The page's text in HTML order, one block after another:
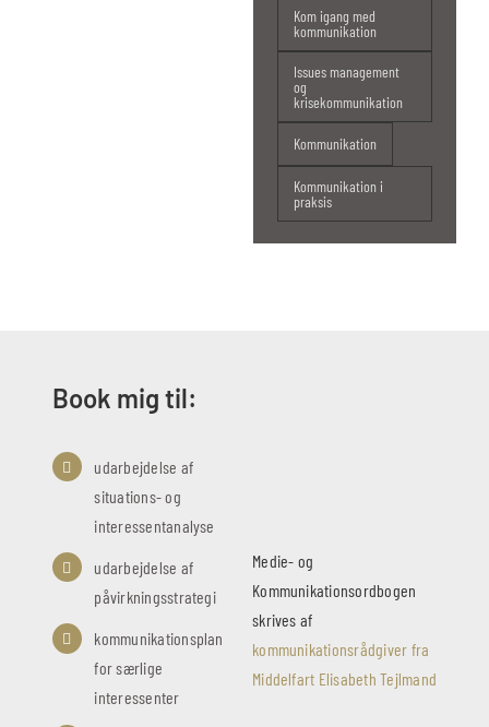
Kom igang med
kommunikation
Issues management
og
krisekommunikation
Kommunikation
Kommunikation i
praksis
Book mig til:
udarbejdelse af
situations- og
interessentanalyse
udarbejdelse af
påvirkningsstrategi
kommunikationsplan
for særlige
interessenter
Medie- og
Kommunikationsordbogen
skrives af
kommunikationsrådgiver fra
Middelfart Elisabeth Tejlmand